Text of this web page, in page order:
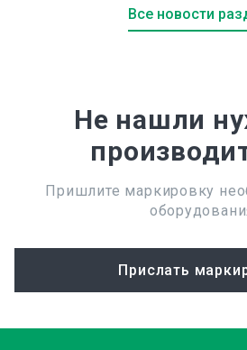
Все новости
Не нашли
Пришлите маркировку
Прислать